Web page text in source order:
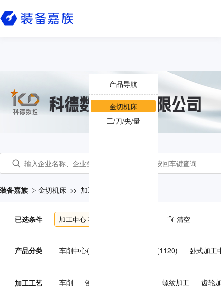
装备嘉族 金切机床 >> 加工中心
已选条件 加工中心 清空
产品分类 车削中心(169) 立式加工中心(1120)
卧式加工
加工工艺
车削 刨削 螺纹加工 齿轮
产品导航
金切机床
工/刀/夹/量